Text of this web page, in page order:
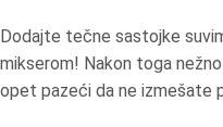
Dodajte tečne sastojke
mikserom! Nakon toga
opet pazeći da ne izmešate